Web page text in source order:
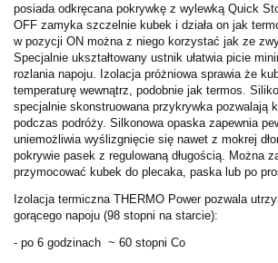
posiada odkręcana pokrywkę z wylewką Quick
OFF zamyka szczelnie kubek i działa on jak
w pozycji ON można z niego korzystać jak ze
Specjalnie ukształtowany ustnik ułatwia picie
rozlania napoju. Izolacja próżniowa sprawia że
temperaturę wewnątrz, podobnie jak termos.
specjalnie skonstruowana przykrywka pozwalają
podczas podróży. Silkonowa opaska zapewnia
uniemożliwia wyślizgnięcie się nawet z mokrej
pokrywie pasek z regulowaną długością. Można
przymocować kubek do plecaka, paska lub po
Izolacja termiczna THERMO Power pozwala
gorącego napoju (98 stopni na starcie):
- po 6 godzinach ~ 60 stopni Co